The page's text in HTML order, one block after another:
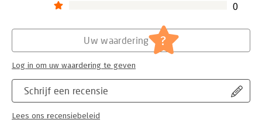
0
Schrijf een recensie
Lees ons recensiebeleid
Uw waardering ?
Log in om uw waardering te geven